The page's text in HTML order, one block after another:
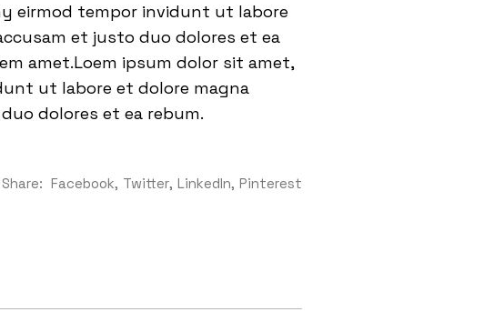
eirmod tempor invidunt ut labore
et justo duo dolores et ea
amet.Loem ipsum dolor sit amet,
ut labore et dolore magna
dolores et ea rebum.
Share: Facebook Twitter LinkedIn Pinterest